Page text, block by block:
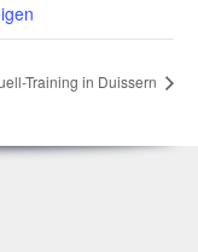
Trai­ning in Duissern